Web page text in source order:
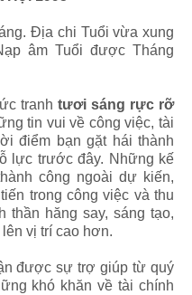
Địa chi Tuổi vừa xung
âm Tuổi được Tháng
tranhtươi sáng rực rỡ
tin vui về công việc, tài
điểm bạn gặt hái thành
lực trước đây. Những kế
công ngoài dự kiến,
trong công việc và thu
thần hăng say, sáng tạo,
vị trí cao hơn.
được sự trợ giúp từ quý
khó khăn về tài chính